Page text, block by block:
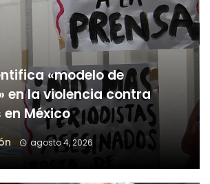
«modelo de
en la violencia contra
México
agosto 4, 2026